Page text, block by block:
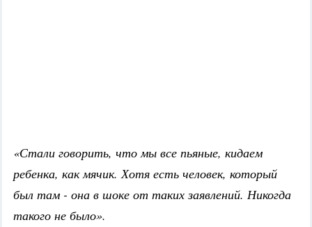
«Стали говорить, что мы все пьяные, кидаем
ребенка, как мячик. Хотя есть человек, который
был там - она в шоке от таких заявлений. Никогда
такого не было».